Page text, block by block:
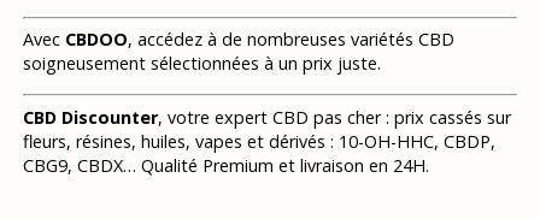
Avec CBDOO, accédez à de nombreuses variétés CBD
soigneusement sélectionnées à un prix juste.
CBD Discounter, votre expert CBD pas cher : prix cassés sur
fleurs, résines, huiles, vapes et dérivés : 10-OH-HHC, CBDP,
CBG9, CBDX… Qualité Premium et livraison en 24H.